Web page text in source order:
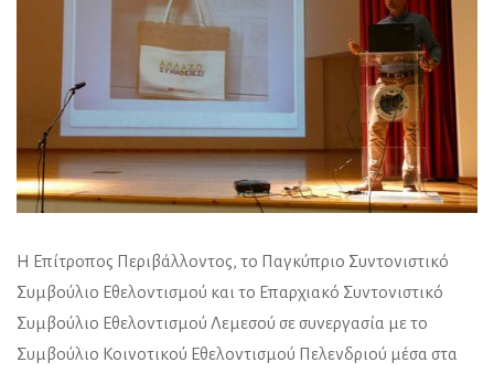
Η Επίτροπος Περιβάλλοντος, το Παγκύπριο Συντονιστικό
Συμβούλιο Εθελοντισμού και το Επαρχιακό Συντονιστικό
Συμβούλιο Εθελοντισμού Λεμεσού σε συνεργασία με το
Συμβούλιο Κοινοτικού Εθελοντισμού Πελενδριού μέσα στα